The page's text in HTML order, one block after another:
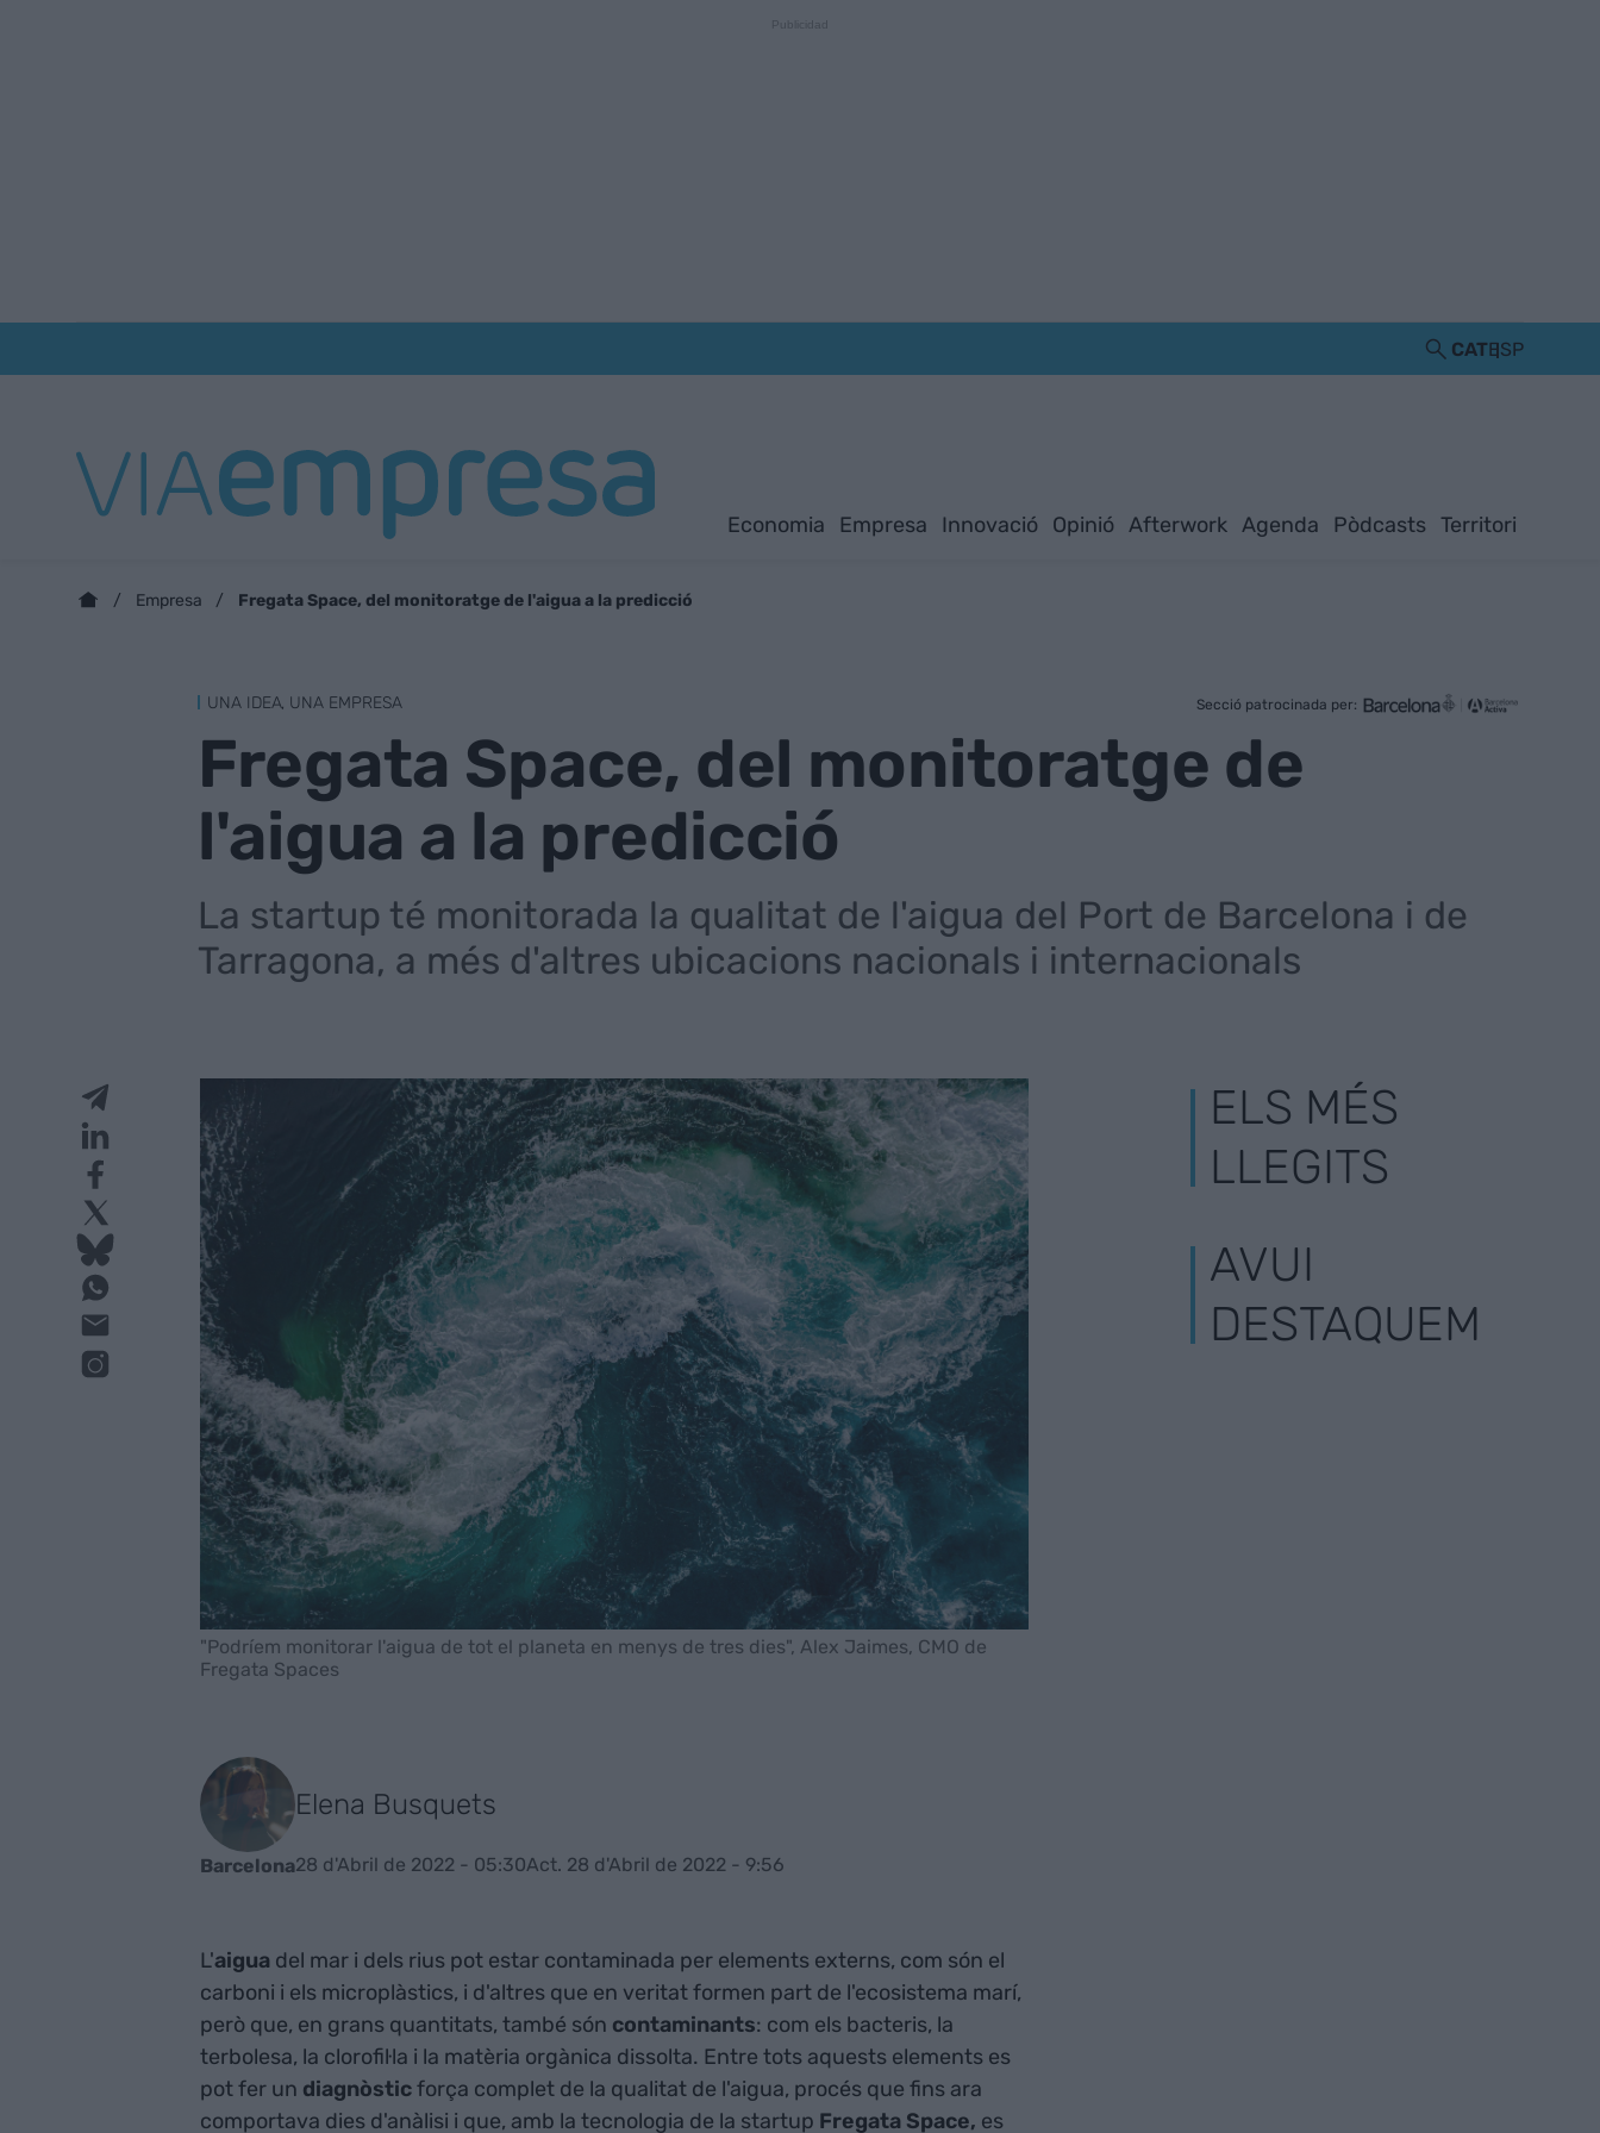
CATESP
Economia Empresa Innovació Opinió Afterwork Agenda Pòdcasts Territori
Empresa Fregata Space, del monitoratge de l'aigua a la predicció
Secció patrocinada per:
UNA IDEA, UNA EMPRESA
Fregata Space, del monitoratge de
l'aigua a la predicció
La startup té monitorada la qualitat de l'aigua del Port de Barcelona i de
Tarragona, a més d'altres ubicacions nacionals i internacionals
"Podríem monitorar l'aigua de tot el planeta en menys de tres dies", Alex Jaimes, CMO de
Fregata Spaces
Elena Busquets
Barcelona28 d'Abril de 2022 - 05:30Act. 28 d'Abril de 2022 - 9:56
L'aiguadel mar i dels rius pot estar contaminada per elements externs, com són el
carboni i els microplàstics, i d'altres que en veritat formen part de l'ecosistema marí,
però que, en grans quantitats, també són contaminants: com els bacteris, la
terbolesa, la clorofil·la i la matèria orgànica dissolta. Entre tots aquests elements es
pot fer un diagnòsticforça complet de la qualitat de l'aigua, procés que fins ara
comportava dies d'anàlisi i que, amb la tecnologia de la startup Fregata Space, es
ELS MÉS
LLEGITS
AVUI
DESTAQUEM